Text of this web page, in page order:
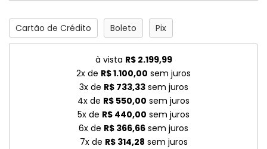
Cartão de Crédito Boleto Pix
à vista R$ 2.199,99
2x de R$ 1.100,00 sem juros
3x de R$ 733,33sem juros
4x de R$ 550,00 sem juros
5x de R$ 440,00 sem juros
6x de R$ 366,66 sem juros
7x de R$ 314,28 sem juros